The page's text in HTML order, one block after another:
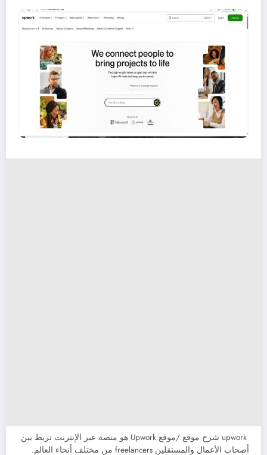
upwork شرح موقع /موقع Upwork هو منصة عبر الإنترنت تربط بين
أصحاب الأعمال والمستقلين freelancers من مختلف أنحاء العالم.